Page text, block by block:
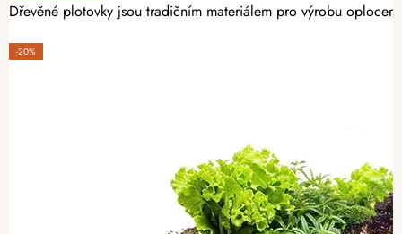
Dřevěné plotovky jsou tradičním materiálem pro výrobu
-20%